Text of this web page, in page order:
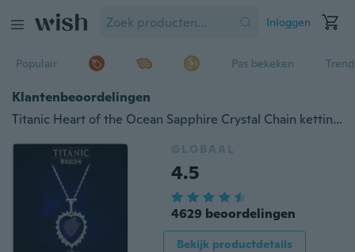
Inloggen
Populair Pas bekeken
Klantenbeoordelingen
Titanic Heart of the Ocean Sapphire Crystal Chain ketting hanger plaat sieraden
GLOBAAL
4.5
4629 beoordelingen
Bekijk productdetails